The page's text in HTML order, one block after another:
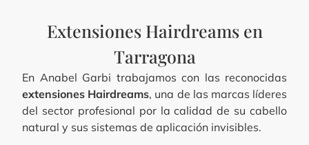
Extensiones Hairdreams en
Tarragona
En Anabel Garbi trabajamos con las reconocidas
extensiones Hairdreams, una de las marcas líderes
del sector profesional por la calidad de su cabello
natural y sus sistemas de aplicación invisibles.